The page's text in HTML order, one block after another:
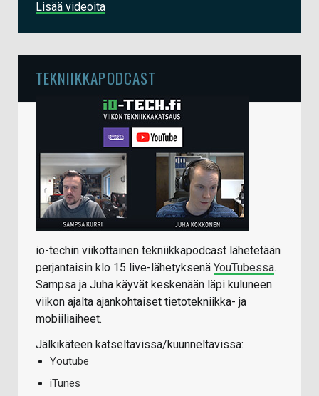
Lisää videoita
TEKNIIKKAPODCAST
io-techin viikottainen tekniikkapodcast lähetetään
perjantaisin klo 15 live-lähetyksenä YouTubessa.
Sampsa ja Juha käyvät keskenään läpi kuluneen
viikon ajalta ajankohtaiset tietotekniikka- ja
mobiiliaiheet.
Jälkikäteen katseltavissa/kuunneltavissa:
Youtube
iTunes